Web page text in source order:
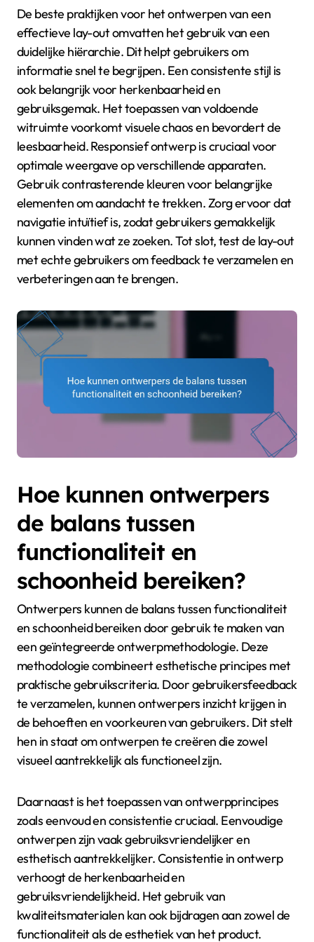
De beste praktijken voor het ontwerpen van een
effectieve lay-out omvatten het gebruik van een
duidelijke hiërarchie. Dit helpt gebruikers om
informatie snel te begrijpen. Een consistente stijl is
ook belangrijk voor herkenbaarheid en
gebruiksgemak. Het toepassen van voldoende
witruimte voorkomt visuele chaos en bevordert de
leesbaarheid. Responsief ontwerp is cruciaal voor
optimale weergave op verschillende apparaten.
Gebruik contrasterende kleuren voor belangrijke
elementen om aandacht te trekken. Zorg ervoor dat
navigatie intuïtief is, zodat gebruikers gemakkelijk
kunnen vinden wat ze zoeken. Tot slot, test de lay-out
met echte gebruikers om feedback te verzamelen en
verbeteringen aan te brengen.
Hoe kunnen ontwerpers
de balans tussen
functionaliteit en
schoonheid bereiken?
Ontwerpers kunnen de balans tussen functionaliteit
en schoonheid bereiken door gebruik te maken van
een geïntegreerde ontwerpmethodologie. Deze
methodologie combineert esthetische principes met
praktische gebruikscriteria. Door gebruikersfeedback
te verzamelen, kunnen ontwerpers inzicht krijgen in
de behoeften en voorkeuren van gebruikers. Dit stelt
hen in staat om ontwerpen te creëren die zowel
visueel aantrekkelijk als functioneel zijn.
Daarnaast is het toepassen van ontwerpprincipes
zoals eenvoud en consistentie cruciaal. Eenvoudige
ontwerpen zijn vaak gebruiksvriendelijker en
esthetisch aantrekkelijker. Consistentie in ontwerp
verhoogt de herkenbaarheid en
gebruiksvriendelijkheid. Het gebruik van
kwaliteitsmaterialen kan ook bijdragen aan zowel de
functionaliteit als de esthetiek van het product.